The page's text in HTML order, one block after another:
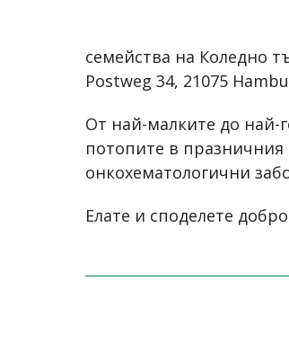
семейства на Коледно
Postweg 34, 21075
От най-малките до най-
потопите в празничния
онкохематологични
Елате и споделете